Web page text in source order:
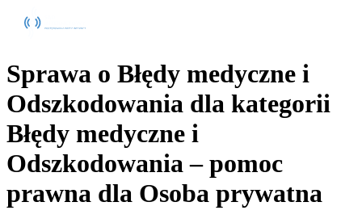
Sprawa o Błędy medyczne i
Odszkodowania dla kategorii
Błędy medyczne i
Odszkodowania – pomoc
prawna dla Osoba prywatna